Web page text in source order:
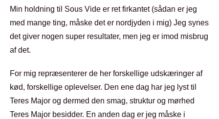
Min holdning til Sous Vide er ret firkantet (sådan er jeg
med mange ting, måske det er nordjyden i mig) Jeg synes
det giver nogen super resultater, men jeg er imod misbrug
af det.
For mig repræsenterer de her forskellige udskæringer af
kød, forskellige oplevelser. Den ene dag har jeg lyst til
Teres Major og dermed den smag, struktur og mørhed
Teres Major besidder. En anden dag er jeg måske i